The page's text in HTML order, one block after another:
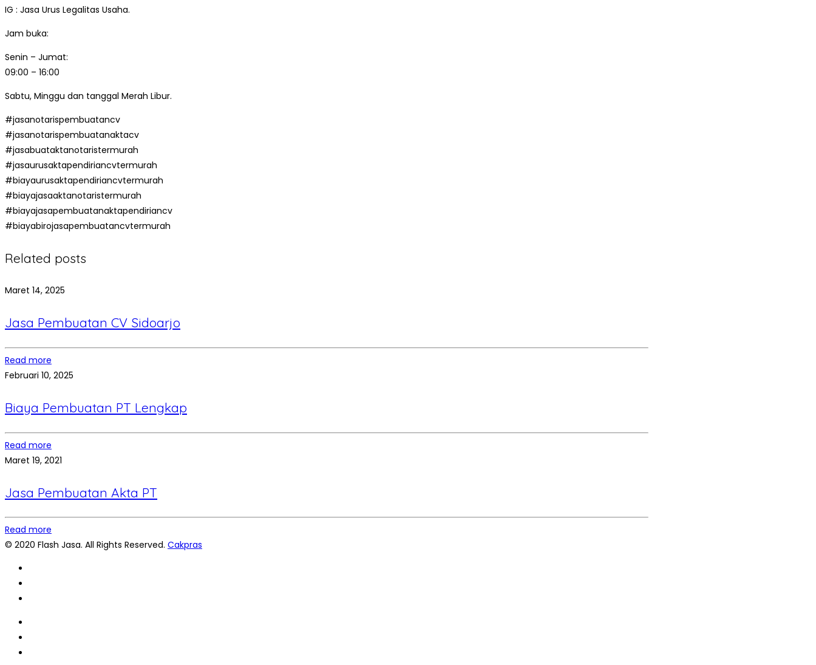
IG : Jasa Urus Legalitas Usaha.
Jam buka:
Senin – Jumat:
09:00 – 16:00
Sabtu, Minggu dan tanggal Merah Libur.
#jasanotarispembuatancv
#jasanotarispembuatanaktacv
#jasabuataktanotaristermurah
#jasaurusaktapendiriancvtermurah
#biayaurusaktapendiriancvtermurah
#biayajasaaktanotaristermurah
#biayajasapembuatanaktapendiriancv
#biayabirojasapembuatancvtermurah
Related posts
Maret 14, 2025
Jasa Pembuatan CV Sidoarjo
Read more
Februari 10, 2025
Biaya Pembuatan PT Lengkap
Read more
Maret 19, 2021
Jasa Pembuatan Akta PT
Read more
© 2020 Flash Jasa. All Rights Reserved. Cakpras